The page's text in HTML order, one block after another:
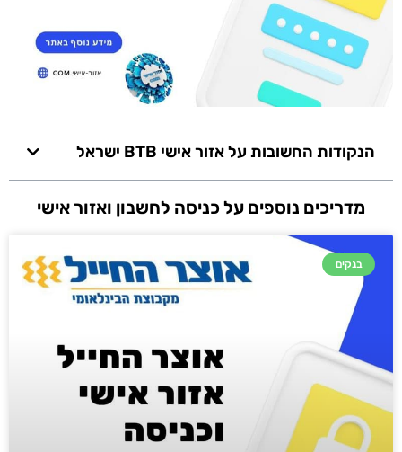
הנקודות החשובות על אזור אישי BTB ישראל
מדריכים נוספים על כניסה לחשבון ואזור אישי
בנקים